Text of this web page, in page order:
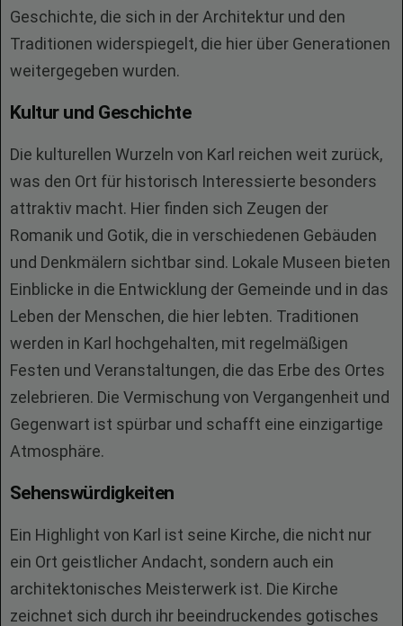
Geschichte, die sich in der Architektur und den
Traditionen widerspiegelt, die hier über Generationen
weitergegeben wurden.
Kultur und Geschichte
Die kulturellen Wurzeln von Karl reichen weit zurück,
was den Ort für historisch Interessierte besonders
attraktiv macht. Hier finden sich Zeugen der
Romanik und Gotik, die in verschiedenen Gebäuden
und Denkmälern sichtbar sind. Lokale Museen bieten
Einblicke in die Entwicklung der Gemeinde und in das
Leben der Menschen, die hier lebten. Traditionen
werden in Karl hochgehalten, mit regelmäßigen
Festen und Veranstaltungen, die das Erbe des Ortes
zelebrieren. Die Vermischung von Vergangenheit und
Gegenwart ist spürbar und schafft eine einzigartige
Atmosphäre.
Sehenswürdigkeiten
Ein Highlight von Karl ist seine Kirche, die nicht nur
ein Ort geistlicher Andacht, sondern auch ein
architektonisches Meisterwerk ist. Die Kirche
zeichnet sich durch ihr beeindruckendes gotisches